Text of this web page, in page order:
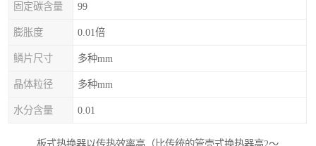
固定碳含量 99
膨胀度 0.01倍
鳞片尺寸 多种mm
晶体粒径 多种mm
水分含量 0.01